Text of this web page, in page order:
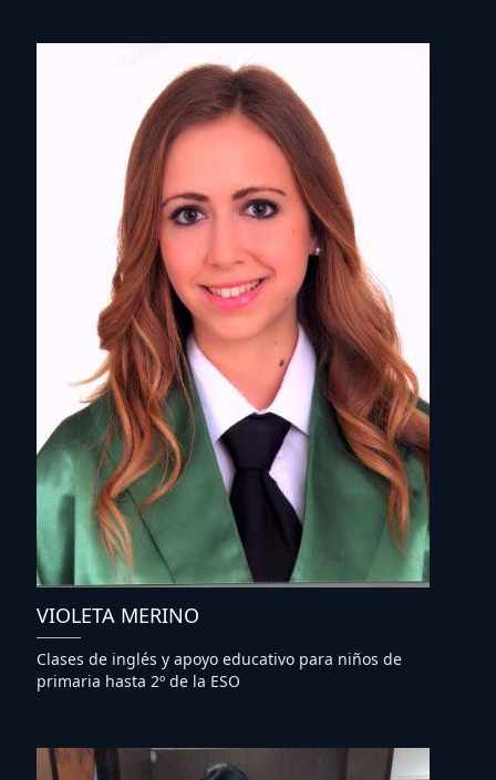
VIOLETA MERINO
Clases de inglés y apoyo educativo para niños de
primaria hasta 2º de la ESO